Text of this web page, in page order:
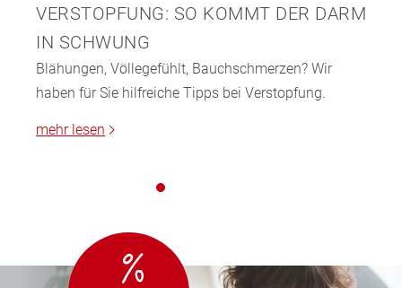
VERSTOPFUNG: SO KOMMT DER DARM
IN SCHWUNG
Blähungen, Völlegefühlt, Bauchschmerzen? Wir
haben für Sie hilfreiche Tipps bei Verstopfung.
mehr lesen